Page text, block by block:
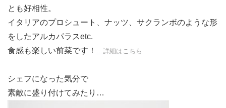
とも好相性。
イタリアのプロシュート、ナッツ、サクランボのような形
をしたアルカパラスetc.
食感も楽しい前菜です！
…詳細はこちら
シェフになった気分で
素敵に盛り付けてみたり…